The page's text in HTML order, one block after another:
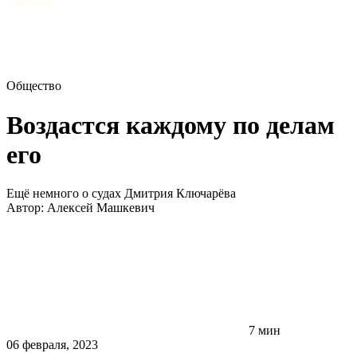
Общество
Воздастся каждому по делам
его
Ещё немного о судах Дмитрия Ключарёва
Автор: Алексей Машкевич
7 мин
06 февраля, 2023